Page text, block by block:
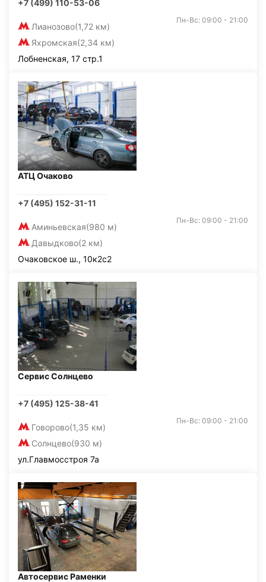
+7 (499) 110-53-06
Лианозово(1,72 км)
Яхромская(2,34 км)
Пн-Вс: 09:00 - 21:00
Лобненская, 17 стр.1
АТЦ Очаково
+7 (495) 152-31-11
Аминьевская(980 м)
Давыдково(2 км)
Пн-Вс: 09:00 - 21:00
Очаковское ш., 10к2с2
Сервис Солнцево
+7 (495) 125-38-41
Говорово(1,35 км)
Солнцево(930 м)
Пн-Вс: 09:00 - 21:00
ул.Главмосстроя 7а
Автосервис Раменки